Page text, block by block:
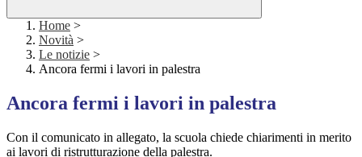
Home >
Novità >
Le notizie >
Ancora fermi i lavori in palestra
Ancora fermi i lavori in palestra
Con il comunicato in allegato, la scuola chiede chiarimenti in merito
ai lavori di ristrutturazione della palestra.